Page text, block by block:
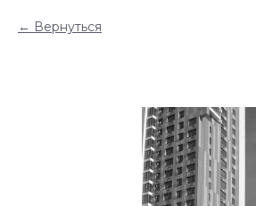
Вернуться